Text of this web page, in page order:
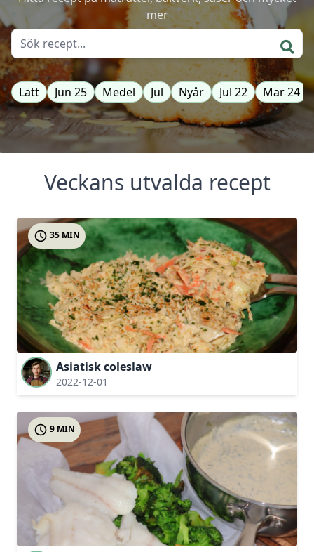
mer
Lätt Jun 25 Medel Jul Nyår Jul 22 Mar 24
Veckans utvalda recept
Asiatisk coleslaw
2022-12-01
35 MIN
9 MIN